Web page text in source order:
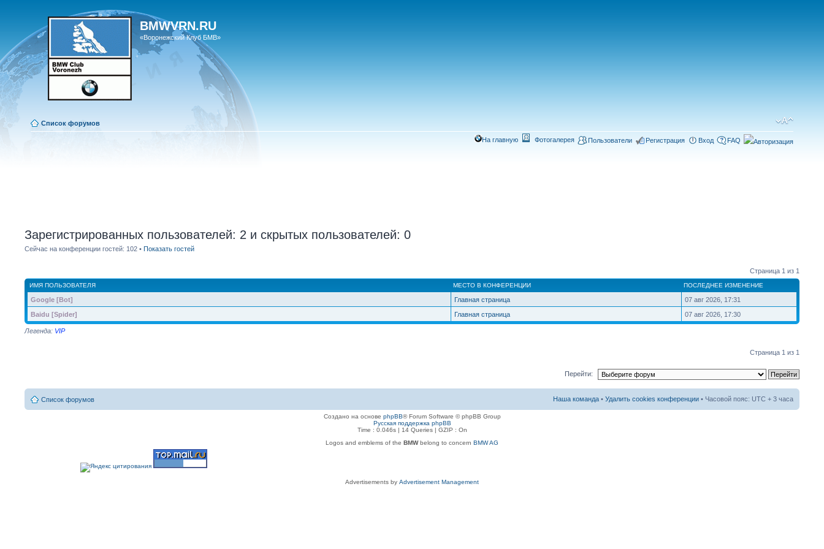
BMWVRN.RU
«Воронежский Клуб БМВ»
Список форумов
На главную Фотогалерея Пользователи Регистрация Вход FAQ
Зарегистрированных пользователей: 2 и скрытых пользователей: 0
Сейчас на конференции гостей: 102 • Показать гостей
Страница 1 из 1
ИМЯ ПОЛЬЗОВАТЕЛЯ МЕСТО В КОНФЕРЕНЦИИ ПОСЛЕДНЕЕ ИЗМЕНЕНИЕ
Google [Bot] Главная страница
07 авг 2026, 17:31
Baidu [Spider]
Главная страница 07 авг 2026, 17:30
Легенда: VIP
Страница 1 из 1
Перейти:
Список форумов Наша команда • Удалить cookies конференции • Часовой пояс: UTC + 3 часа
Создано на основе phpBB® Forum Software © phpBB Group
Русская поддержка phpBB
Time : 0.046s | 14 Queries | GZIP : On
Logos and emblems of the BMWbelong to concern BMW AG
Advertisements by Advertisement Management